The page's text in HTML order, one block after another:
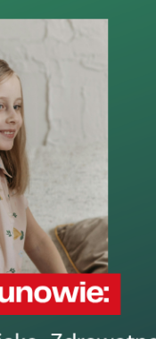
Cennik Szybka
Wpisz
szukane
słowo